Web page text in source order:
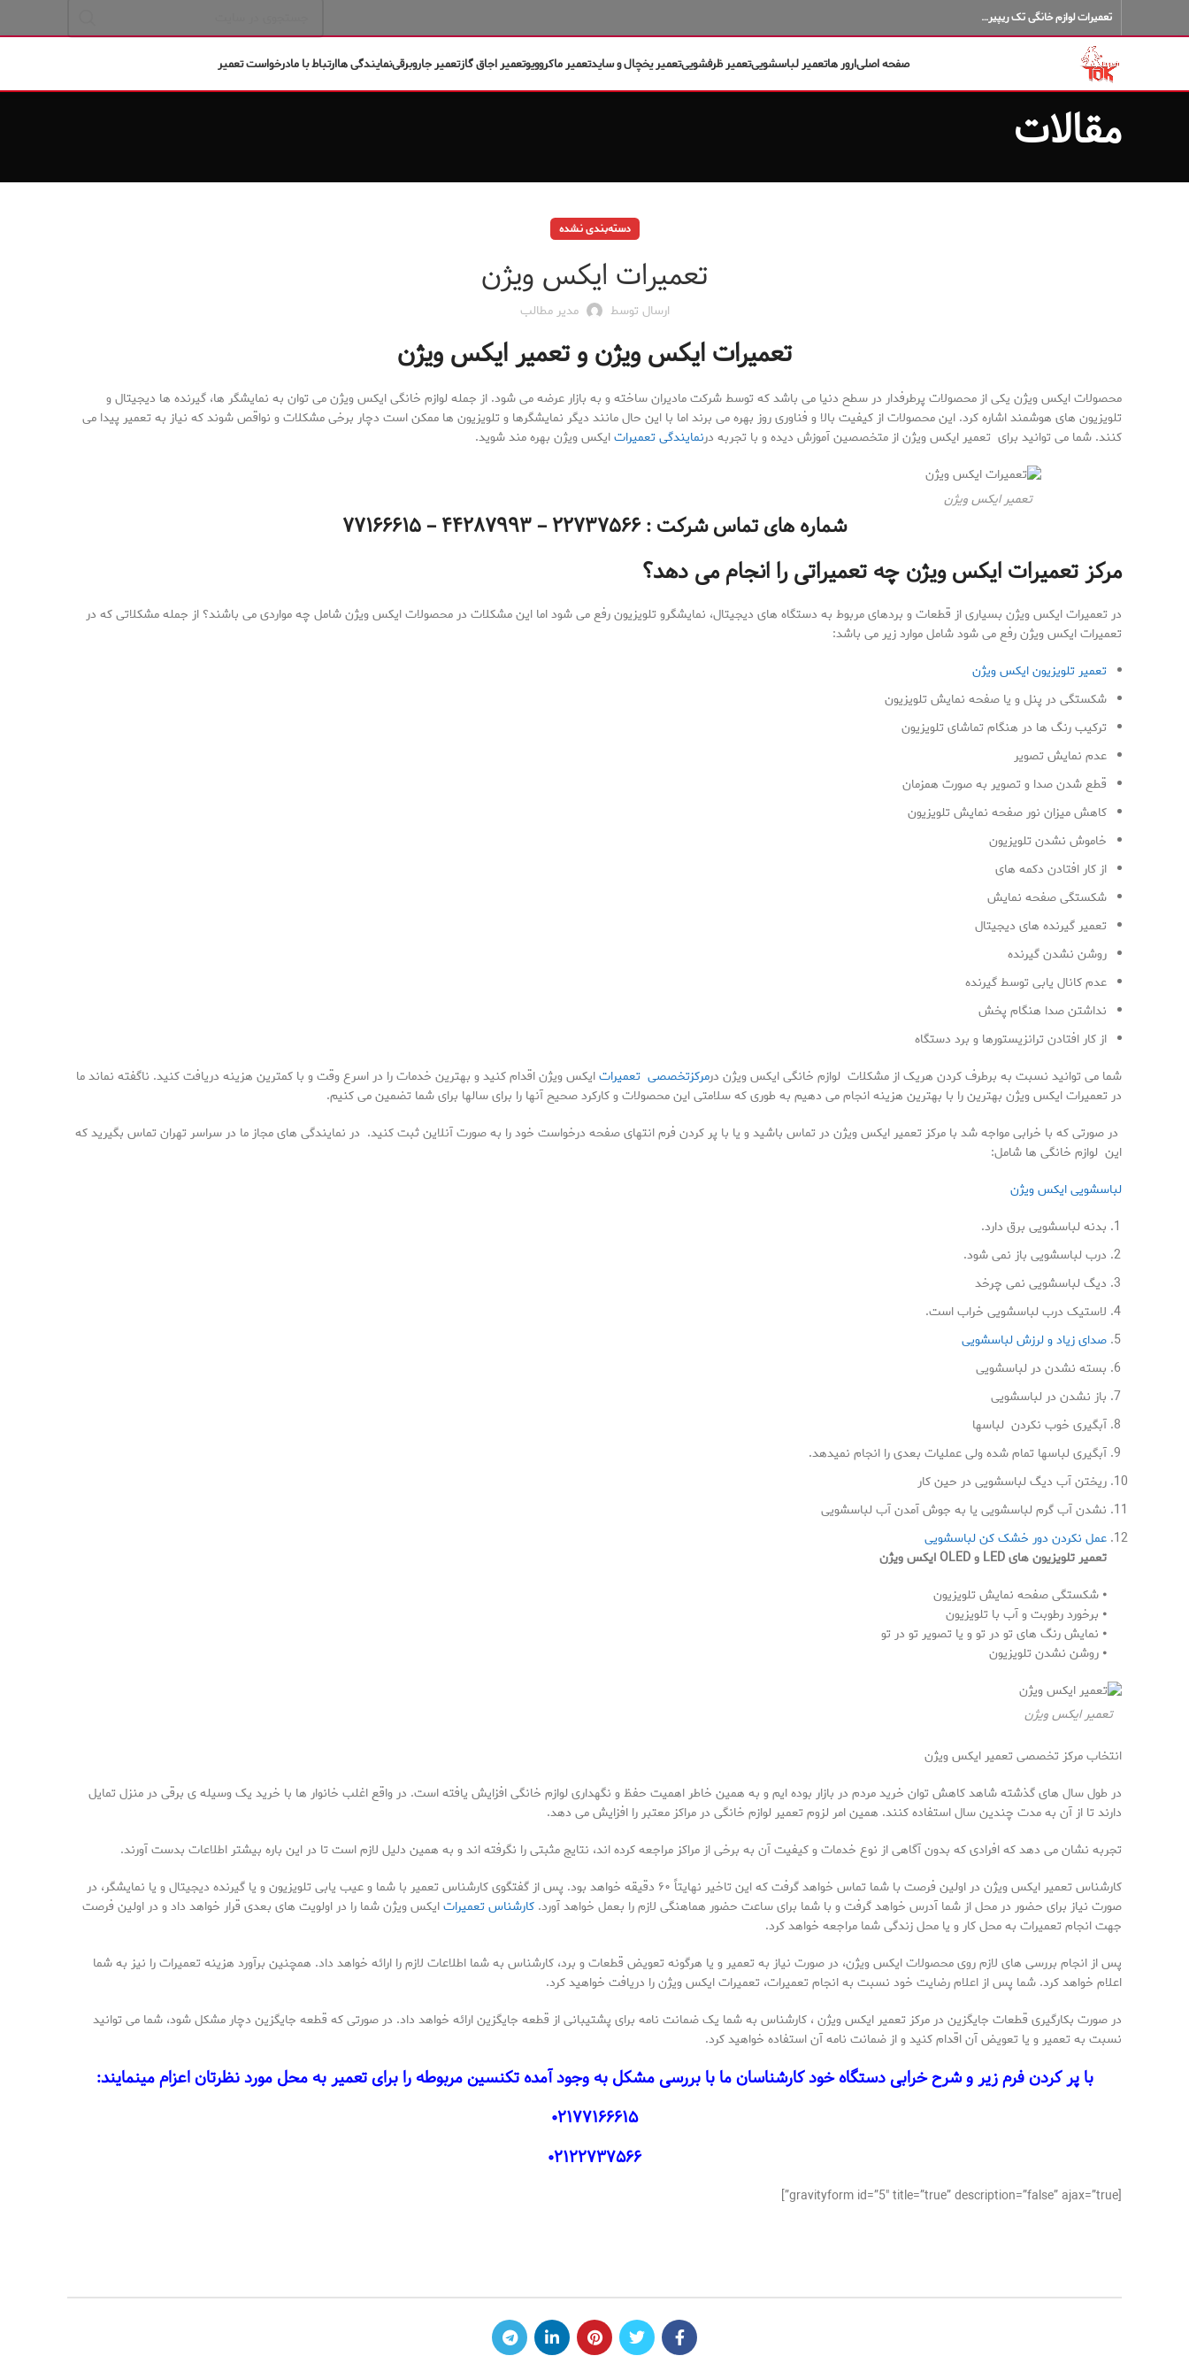
تعمیرات لوازم خانگی تک ریپیر…
صفحه اصلیارور هاتعمیر لباسشوییتعمیر ظرفشوییتعمیر یخچال و سایدتعمیر ماکروویوتعمیر اجاق گازتعمیر جاروبرقینمایندگی هاارتباط با مادرخواست تعمیر
مقالات
دسته‌بندی نشده
تعمیرات ایکس ویژن
ارسال توسط مدیر مطالب
تعمیرات ایکس ویژن و تعمیر ایکس ویژن
محصولات ایکس ویژن یکی از محصولات پرطرفدار در سطح دنیا می باشد که توسط شرکت مادیران ساخته و به بازار عرضه می شود. از جمله لوازم خانگی ایکس ویژن می توان به نمایشگر ها، گیرنده ها دیجیتال و
تلویزیون های هوشمند اشاره کرد. این محصولات از کیفیت بالا و فناوری روز بهره می برند اما با این حال مانند دیگر نمایشگرها و تلویزیون ها ممکن است دچار برخی مشکلات و نواقص شوند که نیاز به تعمیر پیدا می
کنند. شما می توانید برای تعمیر ایکس ویژن از متخصصین آموزش دیده و با تجربه درنمایندگی تعمیراتایکس ویژن بهره مند شوید.
تعمیر ایکس ویژن
شماره های تماس شرکت : ۲۲۷۳۷۵۶۶ – ۴۴۲۸۷۹۹۳ – ۷۷۱۶۶۶۱۵
مرکز تعمیرات ایکس ویژن چه تعمیراتی را انجام می دهد؟
در تعمیرات ایکس ویژن بسیاری از قطعات و بردهای مربوط به دستگاه های دیجیتال، نمایشگرو تلویزیون رفع می شود اما این مشکلات در محصولات ایکس ویژن شامل چه مواردی می باشند؟ از جمله مشکلاتی که در
تعمیرات ایکس ویژن رفع می شود شامل موارد زیر می باشد:
تعمیر تلویزیون ایکس ویژن
شکستگی در پنل و یا صفحه نمایش تلویزیون
ترکیب رنگ ها در هنگام تماشای تلویزیون
عدم نمایش تصویر
قطع شدن صدا و تصویر به صورت همزمان
کاهش میزان نور صفحه نمایش تلویزیون
خاموش نشدن تلویزیون
از کار افتادن دکمه های
شکستگی صفحه نمایش
تعمیر گیرنده های دیجیتال
روشن نشدن گیرنده
عدم کانال یابی توسط گیرنده
نداشتن صدا هنگام پخش
از کار افتادن ترانزیستورها و برد دستگاه
شما می توانید نسبت به برطرف کردن هریک از مشکلات لوازم خانگی ایکس ویژن درمرکزتخصصی تعمیراتایکس ویژن اقدام کنید و بهترین خدمات را در اسرع وقت و با کمترین هزینه دریافت کنید. ناگفته نماند ما
در تعمیرات ایکس ویژن بهترین را با بهترین هزینه انجام می دهیم به طوری که سلامتی این محصولات و کارکرد صحیح آنها را برای سالها برای شما تضمین می کنیم.
در صورتی که با خرابی مواجه شد با مرکز تعمیر ایکس ویژن در تماس باشید و یا با پر کردن فرم انتهای صفحه درخواست خود را به صورت آنلاین ثبت کنید. در نمایندگی های مجاز ما در سراسر تهران تماس بگیرید که
این لوازم خانگی ها شامل:
لباسشویی ایکس ویژن
بدنه لباسشویی برق دارد.
درب لباسشویی باز نمی شود.
دیگ لباسشویی نمی چرخد
لاستیک درب لباسشویی خراب است.
صدای زیاد و لرزش لباسشویی
بسته نشدن در لباسشویی
باز نشدن در لباسشویی
آبگیری خوب نکردن لباسها
آبگیری لباسها تمام شده ولی عملیات بعدی را انجام نمیدهد.
ریختن آب دیگ لباسشویی در حین کار
نشدن آب گرم لباسشویی یا به جوش آمدن آب لباسشویی
عمل نکردن دور خشک کن لباسشویی
تعمیر تلویزیون های
و
⦁ شکستگی صفحه نمایش تلویزیون
⦁ برخورد رطوبت و آب با تلویزیون
⦁ نمایش رنگ های تو در تو و یا تصویر تو در تو
⦁ روشن نشدن تلویزیون
تعمیر ایکس ویژن
انتخاب مرکز تخصصی تعمیر ایکس ویژن
در طول سال های گذشته شاهد کاهش توان خرید مردم در بازار بوده ایم و به همین خاطر اهمیت حفظ و نگهداری لوازم خانگی افزایش یافته است. در واقع اغلب خانوار ها با خرید یک وسیله ی برقی در منزل تمایل
دارند تا از آن به مدت چندین سال استفاده کنند. همین امر لزوم تعمیر لوازم خانگی در مراکز معتبر را افزایش می دهد.
تجربه نشان می دهد که افرادی که بدون آگاهی از نوع خدمات و کیفیت آن به برخی از مراکز مراجعه کرده اند، نتایج مثبتی را نگرفته اند و به همین دلیل لازم است تا در این باره بیشتر اطلاعات بدست آورند.
کارشناس تعمیر ایکس ویژن در اولین فرصت با شما تماس خواهد گرفت که این تاخیر نهایتاً ۶۰ دقیقه خواهد بود. پس از گفتگوی کارشناس تعمیر با شما و عیب یابی تلویزیون و یا گیرنده دیجیتال و یا نمایشگر، در
صورت نیاز برای حضور در محل از شما آدرس خواهد گرفت و با شما برای ساعت حضور هماهنگی لازم را بعمل خواهد آورد. کارشناس تعمیراتایکس ویژن شما را در اولویت های بعدی قرار خواهد داد و در اولین فرصت
جهت انجام تعمیرات به محل کار و یا محل زندگی شما مراجعه خواهد کرد.
پس از انجام بررسی های لازم روی محصولات ایکس ویژن، در صورت نیاز به تعمیر و یا هرگونه تعویض قطعات و برد، کارشناس به شما اطلاعات لازم را ارائه خواهد داد. همچنین برآورد هزینه تعمیرات را نیز به شما
اعلام خواهد کرد. شما پس از اعلام رضایت خود نسبت به انجام تعمیرات، تعمیرات ایکس ویژن را دریافت خواهید کرد.
در صورت بکارگیری قطعات جایگزین در مرکز تعمیر ایکس ویژن ، کارشناس به شما یک ضمانت نامه برای پشتیبانی از قطعه جایگزین ارائه خواهد داد. در صورتی که قطعه جایگزین دچار مشکل شود، شما می توانید
نسبت به تعمیر و یا تعویض آن اقدام کنید و از ضمانت نامه آن استفاده خواهید کرد.
با پر کردن فرم زیر و شرح خرابی دستگاه خود کارشناسان ما با بررسی مشکل به وجود آمده تکنسین مربوطه را برای تعمیر به محل مورد نظرتان اعزام مینمایند:
۰۲۱۷۷۱۶۶۶۱۵
۰۲۱۲۲۷۳۷۵۶۶
[gravityform id=”5″ title=”true” description=”false” ajax=”true”]